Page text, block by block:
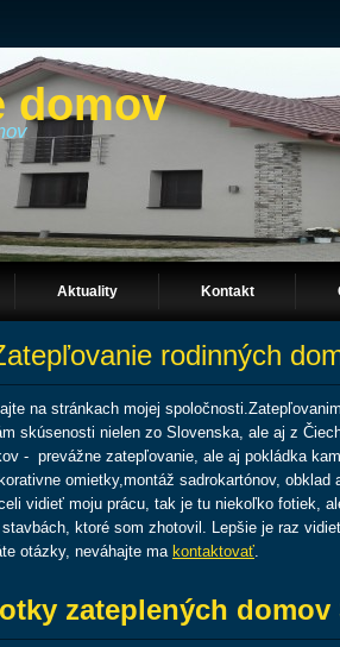
domov
Aktuality Kontakt
rodinných
na stránkach mojej
skúsenosti nielen zo Slovenska, ale aj z
- prevážne zatepľovanie, ale aj pokládka
omietky,montáž sadrokartónov, obklad
vidieť moju prácu, tak je tu niekoľko fotiek,
stavbách, ktoré som zhotovil. Lepšie je raz
otázky, neváhajte ma kontaktovať.
zateplených domov